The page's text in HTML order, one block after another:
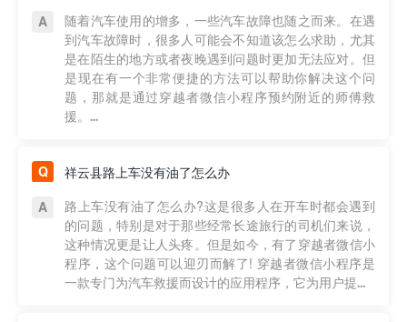
随着汽车使用的增多，一些汽车故障也随之而来。在遇
到汽车故障时，很多人可能会不知道该怎么求助，尤其
是在陌生的地方或者夜晚遇到问题时更加无法应对。但
是现在有一个非常便捷的方法可以帮助你解决这个问
题，那就是通过穿越者微信小程序预约附近的师傅救
援。...
祥云县路上车没有油了怎么办
路上车没有油了怎么办?这是很多人在开车时都会遇到
的问题，特别是对于那些经常长途旅行的司机们来说，
这种情况更是让人头疼。但是如今，有了穿越者微信小
程序，这个问题可以迎刃而解了! 穿越者微信小程序是
一款专门为汽车救援而设计的应用程序，它为用户提...